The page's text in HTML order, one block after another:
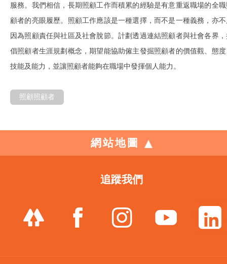
服務。我們相信，長期照顧工作而積累的經驗是有意重返職場的全
顧者的亮眼履歷。照顧工作應該是一種選擇，而不是一種義務，亦
因為照顧責任與社區及社會脫節。計劃透過連結照顧者與社會各界
倡照顧者生涯規劃概念，期望能協助僱主發掘照顧者的價值觀、態
技能及能力，並讓照顧者能夠在職場中發揮個人能力。
照顧照顧者
網站地圖
追蹤我們